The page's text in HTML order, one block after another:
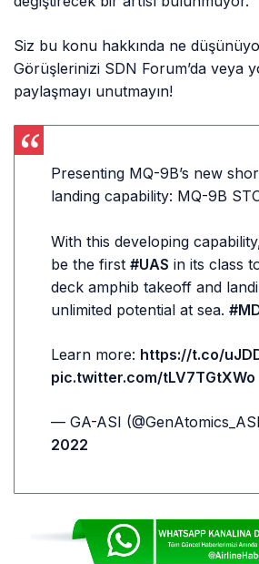
Siz bu konu hakkında ne
Görüşlerinizi SDN Forum’da veya
paylaşmayı unutmayın!
Presenting MQ-9B’s new
landing capability: MQ-9B
With this developing
be the first#UAS in its class
deck amphib takeoff and
unlimited potential at sea.
Learn more: https://t.co/
pic.twitter.com/tLV7TGtXWo
— GA-ASI
2022